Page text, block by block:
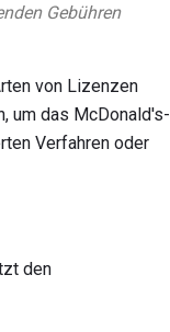
Gebühren
von Lizenzen
um das McDonald's-
Verfahren oder
den